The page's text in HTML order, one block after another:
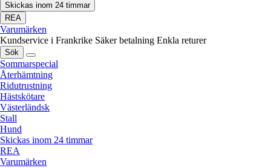
Skickas inom 24 timmar
REA
Varumärken
Kundservice i Frankrike Säker betalning Enkla returer
Sök
Sommarspecial
Återhämtning
Ridutrustning
Hästskötare
Västerländsk
Stall
Hund
Skickas inom 24 timmar
REA
Varumärken